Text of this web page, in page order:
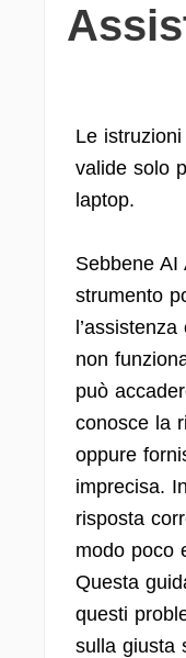
Le
valide solo
laptop.
Sebbene AI
strumento
non
può
conosce la
oppure
imprecisa.
risposta
modo poco
Questa
questi
sulla giusta